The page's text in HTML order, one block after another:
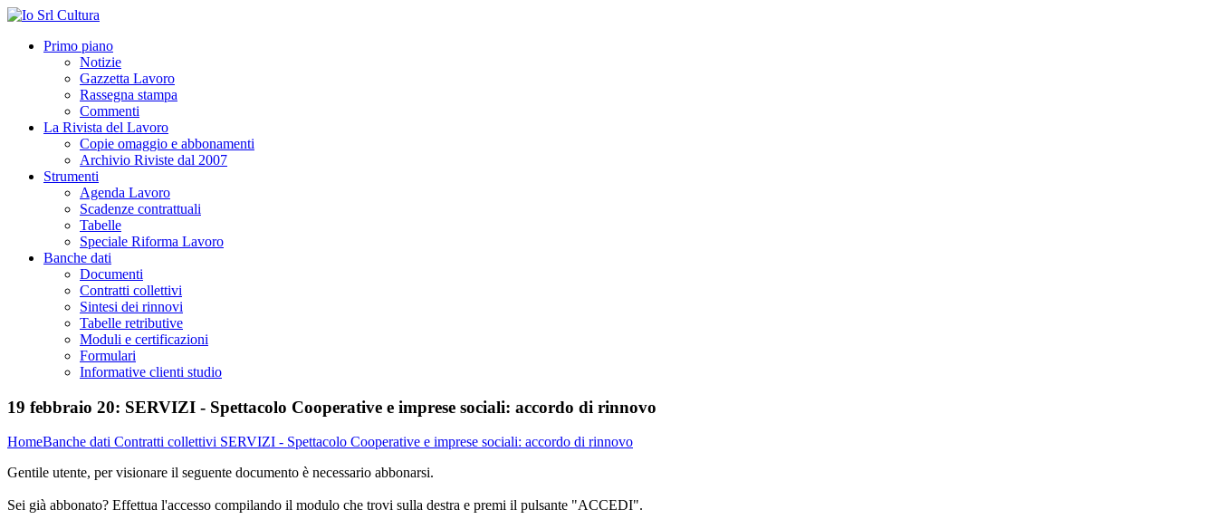
Primo piano
Notizie
Gazzetta Lavoro
Rassegna stampa
Commenti
La Rivista del Lavoro
Copie omaggio e abbonamenti
Archivio Riviste dal 2007
Strumenti
Agenda Lavoro
Scadenze contrattuali
Tabelle
Speciale Riforma Lavoro
Banche dati
Documenti
Contratti collettivi
Sintesi dei rinnovi
Tabelle retributive
Moduli e certificazioni
Formulari
Informative clienti studio
19 febbraio 20: SERVIZI - Spettacolo Cooperative e imprese sociali: accordo di rinnovo
HomeBanche dati Contratti collettivi SERVIZI - Spettacolo Cooperative e imprese sociali: accordo di rinnovo
Gentile utente, per visionare il seguente documento è necessario abbonarsi.
Sei già abbonato? Effettua l'accesso compilando il modulo che trovi sulla destra e premi il pulsante "ACCEDI".